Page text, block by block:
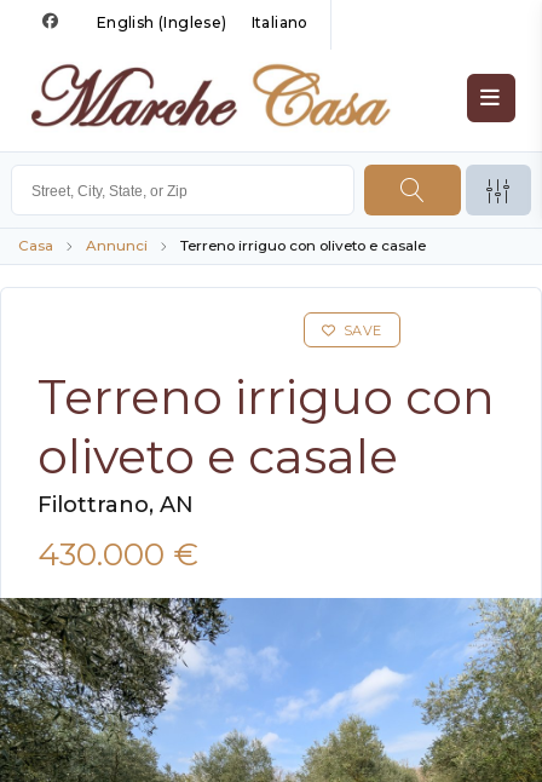
English (Inglese) Italiano
Casa Annunci Terreno irriguo con oliveto e casale
Terreno irriguo con
oliveto e casale
Filottrano, AN
SAVE
430.000 €